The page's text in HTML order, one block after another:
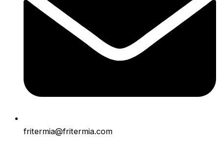
fritermia@fritermia.com